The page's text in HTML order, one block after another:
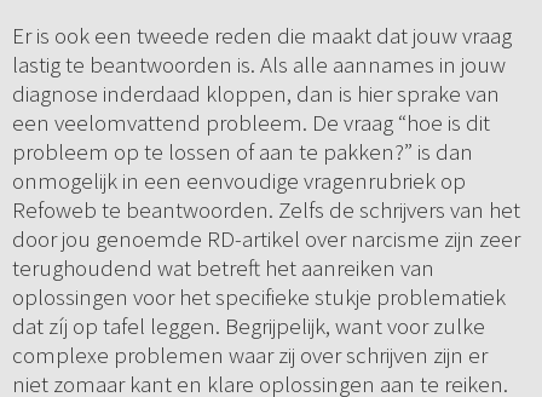
Er is ook een tweede reden die maakt dat jouw vraag
lastig te beantwoorden is. Als alle aannames in jouw
diagnose inderdaad kloppen, dan is hier sprake van
een veelomvattend probleem. De vraag “hoe is dit
probleem op te lossen of aan te pakken?” is dan
onmogelijk in een eenvoudige vragenrubriek op
Refoweb te beantwoorden. Zelfs de schrijvers van het
door jou genoemde RD-artikel over narcisme zijn zeer
terughoudend wat betreft het aanreiken van
oplossingen voor het specifieke stukje problematiek
dat zíj op tafel leggen. Begrijpelijk, want voor zulke
complexe problemen waar zij over schrijven zijn er
niet zomaar kant en klare oplossingen aan te reiken.